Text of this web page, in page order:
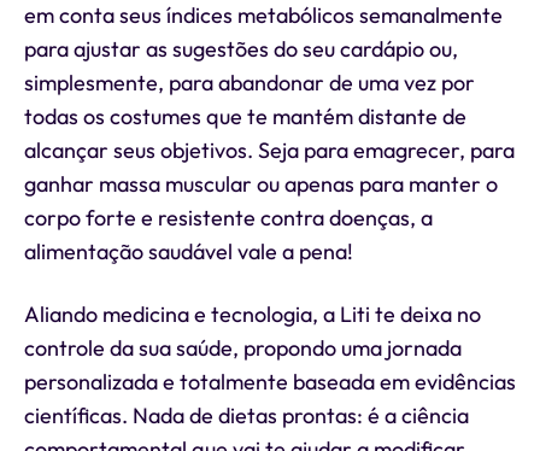
em conta seus índices metabólicos semanalmente
para ajustar as sugestões do seu cardápio ou,
simplesmente, para abandonar de uma vez por
todas os costumes que te mantém distante de
alcançar seus objetivos. Seja para emagrecer, para
ganhar massa muscular ou apenas para manter o
corpo forte e resistente contra doenças, a
alimentação saudável vale a pena!
Aliando medicina e tecnologia, a Liti te deixa no
controle da sua saúde, propondo uma jornada
personalizada e totalmente baseada em evidências
científicas. Nada de dietas prontas: é a ciência